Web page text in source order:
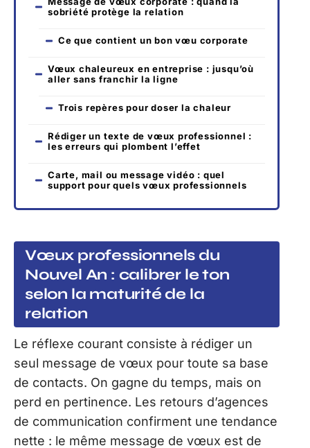
sobriété protège la relation
Ce que contient un bon vœu corporate
Vœux chaleureux en entreprise : jusqu’où
aller sans franchir la ligne
Trois repères pour doser la chaleur
Rédiger un texte de vœux professionnel :
les erreurs qui plombent l’effet
Carte, mail ou message vidéo : quel
support pour quels vœux professionnels
Vœux professionnels du
Nouvel An : calibrer le ton
selon la maturité de la
relation
Le réflexe courant consiste à rédiger un
seul message de vœux pour toute sa base
de contacts. On gagne du temps, mais on
perd en pertinence. Les retours d’agences
de communication confirment une tendance
nette : le même message de vœux est de